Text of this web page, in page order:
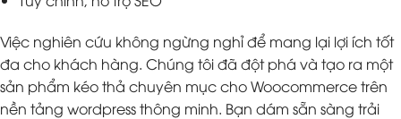
Việc nghiên cứu không ngừng nghỉ để mang lại lợi ích tốt
đa cho khách hàng. Chúng tôi đã đột phá và tạo ra một
sản phẩm kéo thả chuyên mục cho Woocommerce trên
nền tảng wordpress thông minh. Bạn dám sẵn sàng trải